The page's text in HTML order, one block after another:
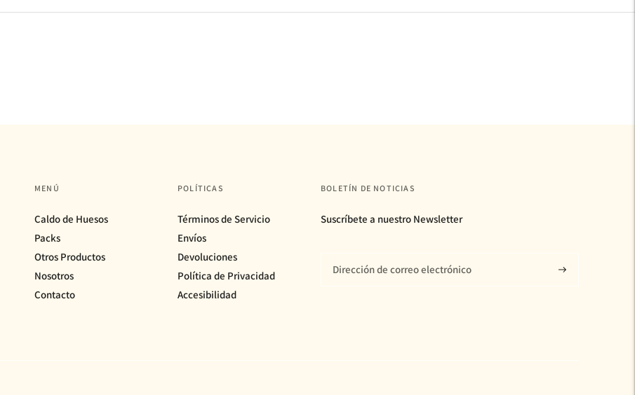
MENÚ
Caldo de Huesos
Packs
Otros Productos
Nosotros
Contacto
POLÍTICAS
Términos de Servicio
Envíos
Devoluciones
Política de Privacidad
Accesibilidad
BOLETÍN DE NOTICIAS
Suscríbete a nuestro Newsletter
Suscríbase